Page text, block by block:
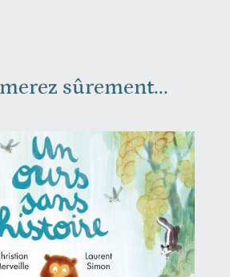
sûrement...